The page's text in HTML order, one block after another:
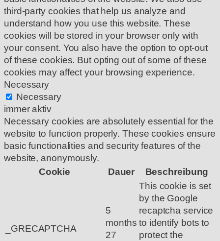
third-party cookies that help us analyze and
understand how you use this website. These
cookies will be stored in your browser only with
your consent. You also have the option to opt-out
of these cookies. But opting out of some of these
cookies may affect your browsing experience.
Necessary
Necessary
immer aktiv
Necessary cookies are absolutely essential for the
website to function properly. These cookies ensure
basic functionalities and security features of the
website, anonymously.
Cookie
Dauer Beschreibung
_GRECAPTCHA
5
months
27
This cookie is set
by the Google
recaptcha service
to identify bots to
protect the